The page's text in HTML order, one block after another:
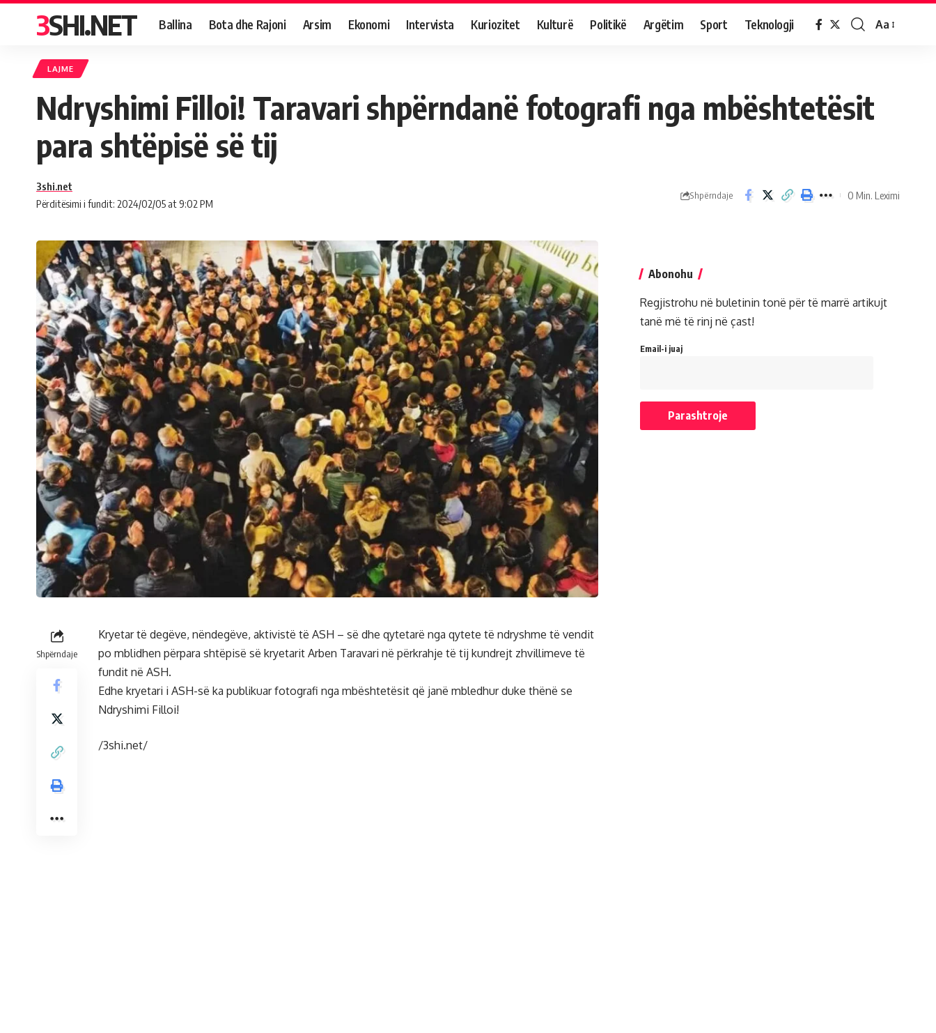
3SHI.NET Ballina Bota dhe Rajoni Arsim Ekonomi Intervista Kuriozitet Kulturë Politikë Argëtim Sport Teknologji Aa
LAJME
Ndryshimi Filloi! Taravari shpërndanë fotografi nga mbështetësit
para shtëpisë së tij
Përditësimi i fundit: 2024/02/05 at 9:02 PM
3shi.net
Shpërndaje 0 Min. Leximi
Shpërndaje
Kryetar të degëve, nëndegëve, aktivistë të ASH – së dhe qytetarë nga qytete të ndryshme të vendit
po mblidhen përpara shtëpisë së kryetarit Arben Taravari në përkrahje të tij kundrejt zhvillimeve të
fundit në ASH.
Edhe kryetari i ASH-së ka publikuar fotografi nga mbështetësit që janë mbledhur duke thënë se
Ndryshimi Filloi!
/3shi.net/
Abonohu
Regjistrohu në buletinin tonë për të marrë artikujt
tanë më të rinj në çast!
Email-i juaj